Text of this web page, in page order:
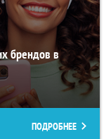
брендов в
ПОДРОБНЕЕ